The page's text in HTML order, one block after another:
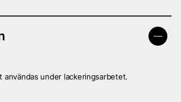
användas under lackeringsarbetet.